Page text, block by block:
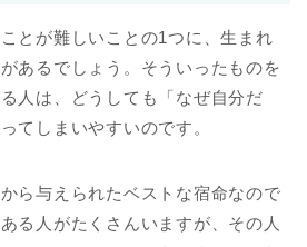
とが難しいことの1つに、生まれ
あるでしょう。そういったものを
人は、どうしても「なぜ自分だ
てしまいやすいのです。
ら与えられたベストな宿命なので
る人がたくさんいますが、その人